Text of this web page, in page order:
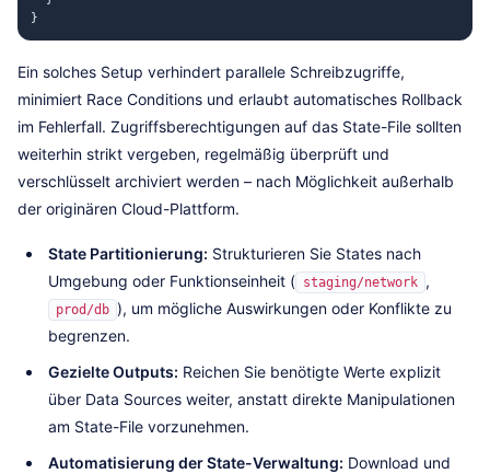
}
Ein solches Setup verhindert parallele Schreibzugriffe,
minimiert Race Conditions und erlaubt automatisches Rollback
im Fehlerfall. Zugriffsberechtigungen auf das State-File sollten
weiterhin strikt vergeben, regelmäßig überprüft und
verschlüsselt archiviert werden – nach Möglichkeit außerhalb
der originären Cloud-Plattform.
State Partitionierung: Strukturieren Sie States nach
Umgebung oder Funktionseinheit ( staging/network ,
prod/db ), um mögliche Auswirkungen oder Konflikte zu
begrenzen.
Gezielte Outputs: Reichen Sie benötigte Werte explizit
über Data Sources weiter, anstatt direkte Manipulationen
am State-File vorzunehmen.
Automatisierung der State-Verwaltung: Download und